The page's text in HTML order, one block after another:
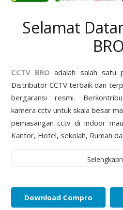
Selamat
BRO
CCTV BRO adalah salah satu
Distributor CCTV terbaik dan
bergaransi resmi.
kamera cctv untuk skala besar
pemasangan cctv di indoor
Kantor, Hotel, sekolah, Rumah
Download Compro